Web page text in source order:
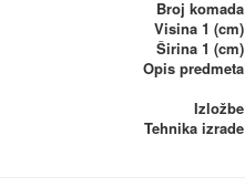
Broj komada
Visina 1 (cm)
Širina 1 (cm)
Opis predmeta
Izložbe
Tehnika izrade